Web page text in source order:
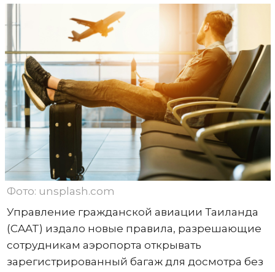
Фото: unsplash.com
Управление гражданской авиации Таиланда
(CAAT) издало новые правила, разрешающие
сотрудникам аэропорта открывать
зарегистрированный багаж для досмотра без